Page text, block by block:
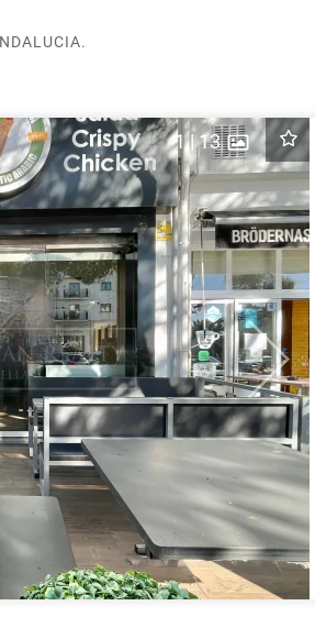
Next
1|13